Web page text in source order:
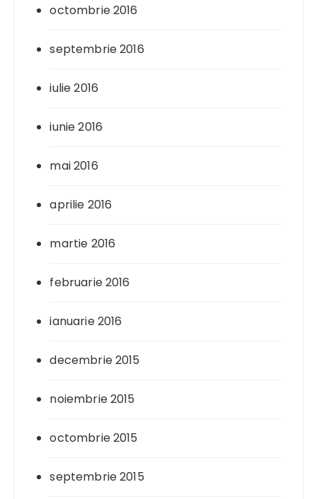
octombrie 2016
septembrie 2016
iulie 2016
iunie 2016
mai 2016
aprilie 2016
martie 2016
februarie 2016
ianuarie 2016
decembrie 2015
noiembrie 2015
octombrie 2015
septembrie 2015